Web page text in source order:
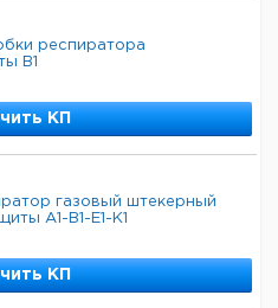
респиратора
B1
КП
газовый штекерный
A1-B1-E1-K1
КП